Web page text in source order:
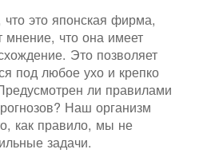
что это японская фирма,
мнение, что она имеет
Это позволяет
под любое ухо и крепко
ли правилами
Наш организм
как правило, мы не
задачи.